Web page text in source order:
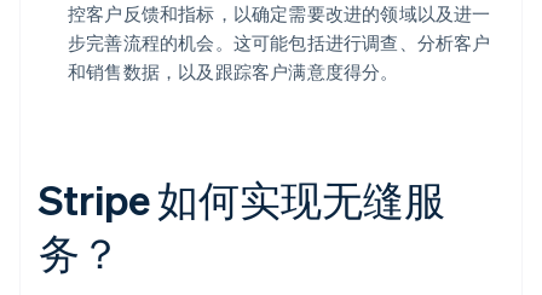
控客户反馈和指标，以确定需要改进的领域以及进一
步完善流程的机会。这可能包括进行调查、分析客户
和销售数据，以及跟踪客户满意度得分。
Stripe 如何实现无缝服
务？